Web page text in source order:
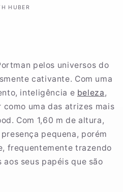
HUBER
pelos universos do
cativante. Com uma
inteligência e beleza,
uma das atrizes mais
Com 1,60 m de altura,
pequena, porém
frequentemente trazendo
seus papéis que são